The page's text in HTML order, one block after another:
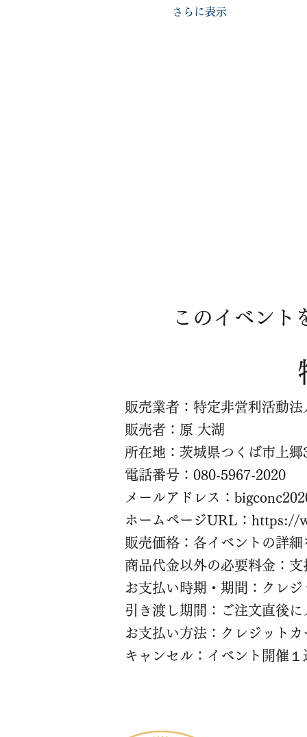
さらに表示
このイベント
販売業者：特定非営利活動
販売者：原 大湖
所在地：茨城県つくば市上郷
電話番号：080-5967-2020
メールアドレス：
ホームページURL： https://
販売価格：各イベントの詳
商品代金以外の必要料金：支
お支払い時期・期間：クレ
引き渡し期間：ご注文直後
お支払い方法：クレジット
キャンセル：イベント開催